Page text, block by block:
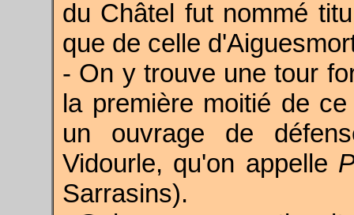
du Châtel fut nommé
que de celle
- On y trouve une tour
la première moitié de
un ouvrage de
Vidourle, qu'on appelle
Sarrasins).